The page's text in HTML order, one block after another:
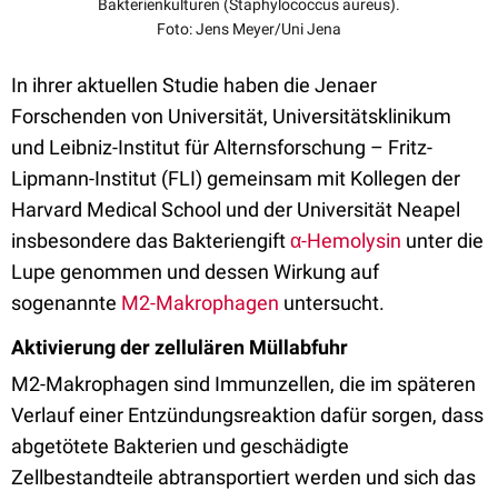
Bakterienkulturen (Staphylococcus aureus).
Foto: Jens Meyer/Uni Jena
In ihrer aktuellen Studie haben die Jenaer
Forschenden von Universität, Universitätsklinikum
und Leibniz-Institut für Alternsforschung – Fritz-
Lipmann-Institut (FLI) gemeinsam mit Kollegen der
Harvard Medical School und der Universität Neapel
insbesondere das Bakteriengiftα-Hemolysin unter die
Lupe genommen und dessen Wirkung auf
sogenannte M2-Makrophagen untersucht.
Aktivierung der zellulären Müllabfuhr
M2-Makrophagen sind Immunzellen, die im späteren
Verlauf einer Entzündungsreaktion dafür sorgen, dass
abgetötete Bakterien und geschädigte
Zellbestandteile abtransportiert werden und sich das